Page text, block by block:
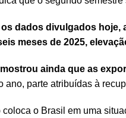
dados divulgados hoje,
meses de 2025,
ainda que as
ano, parte atribuídas à
coloca o Brasil em uma